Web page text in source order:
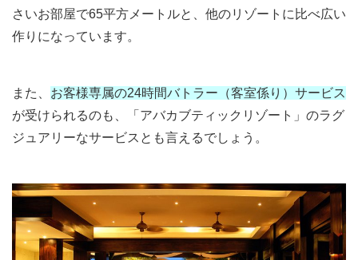
さいお部屋で65平方メートルと、他のリゾートに比べ広い
作りになっています。
また、 お客様専属の24時間バトラー（客室係り）サービス
が受けられるのも、「アバカブティックリゾート」のラグ
ジュアリーなサービスとも言えるでしょう。